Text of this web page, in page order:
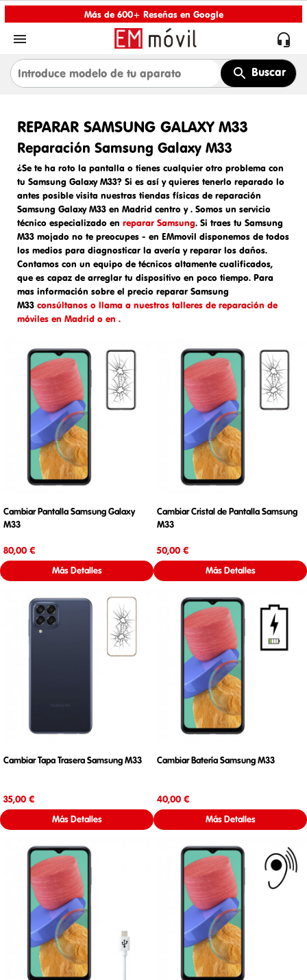
Más de 600+ Reseñas en Google
 
Buscar
REPARAR SAMSUNG GALAXY M33
Reparación Samsung Galaxy M33
¿Se te ha roto la pantalla o tienes cualquier otro problema con
tu Samsung Galaxy M33? Si es así y quieres tenerlo reparado lo
antes posible visita nuestras tiendas físicas de reparación
Samsung Galaxy M33 en Madrid centro y. Somos un servicio
técnico especializado en reparar Samsung. Si traes tu Samsung
M33 mojado no te preocupes - en EMmovil disponemos de todos
los medios para diagnosticar la avería y reparar los daños.
Contamos con un equipo de técnicos altamente cualificados,
que es capaz de arreglar tu dispositivo en poco tiempo. Para
mas información sobre el precio reparar Samsung
M33 consúltanos o llama a nuestros talleres de reparación de
móviles en Madrid o en .
Cambiar Pantalla Samsung Galaxy
M33
80,00 €
Más Detalles
Cambiar Cristal de Pantalla Samsung
M33
50,00 €
Más Detalles
Cambiar Tapa Trasera Samsung M33
35,00 €
Más Detalles
Cambiar Batería Samsung M33
40,00 €
Más Detalles